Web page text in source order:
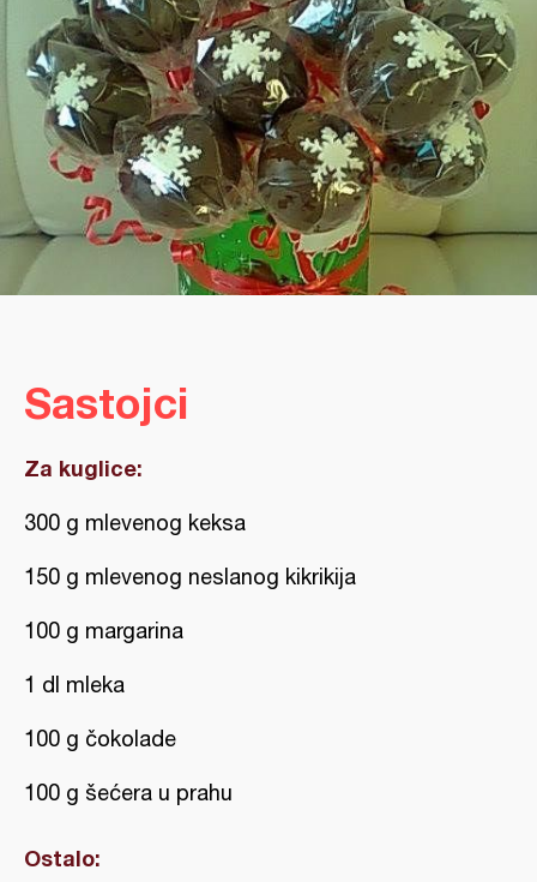
Sastojci
Za kuglice:
300 g mlevenog keksa
150 g mlevenog neslanog kikrikija
100 g margarina
1 dl mleka
100 g čokolade
100 g šećera u prahu
Ostalo: